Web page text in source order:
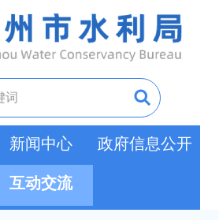
新闻中心 政府信息公开
互动交流